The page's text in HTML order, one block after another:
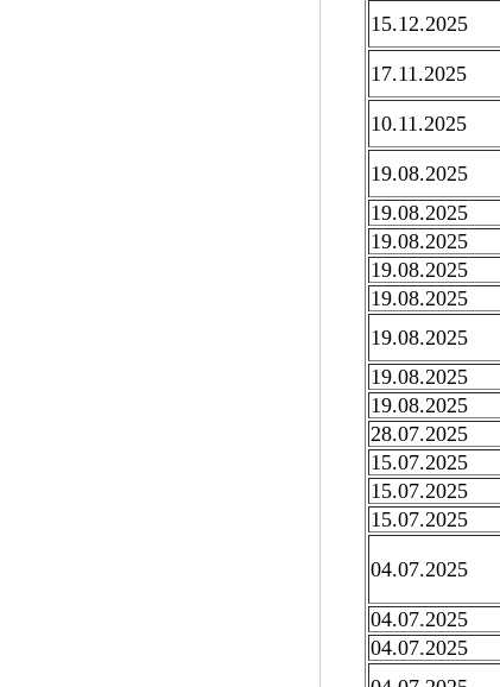
15.12.2025
17.11.2025
10.11.2025
19.08.2025
19.08.2025
19.08.2025
19.08.2025
19.08.2025
19.08.2025
19.08.2025
19.08.2025
28.07.2025
15.07.2025
15.07.2025
15.07.2025
04.07.2025
04.07.2025
04.07.2025